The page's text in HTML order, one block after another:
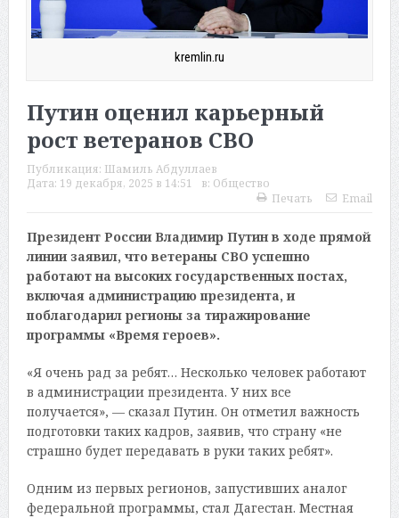
kremlin.ru
Путин оценил карьерный
рост ветеранов СВО
Публикация: Шамиль Абдуллаев
Дата: 19 декабря, 2025 в 14:51 в: Общество
Печать
Email
Президент России Владимир Путин в ходе прямой
линии заявил, что ветераны СВО успешно
работают на высоких государственных постах,
включая администрацию президента, и
поблагодарил регионы за тиражирование
программы «Время героев».
«Я очень рад за ребят… Несколько человек работают
в администрации президента. У них все
получается», — сказал Путин. Он отметил важность
подготовки таких кадров, заявив, что страну «не
страшно будет передавать в руки таких ребят».
Одним из первых регионов, запустивших аналог
федеральной программы, стал Дагестан. Местная